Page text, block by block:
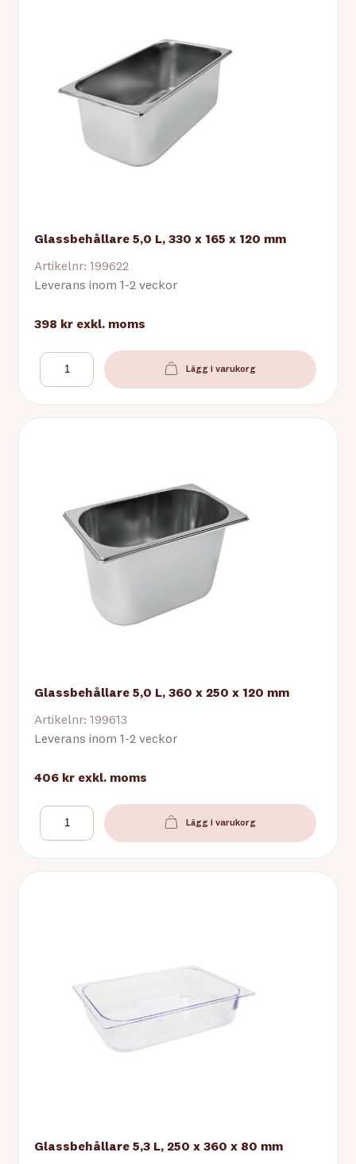
Glassbehållare 5,0 L, 330 x 165 x 120 mm
Artikelnr: 199622
Leverans inom 1-2 veckor
398 kr exkl. moms
Lägg i varukorg
Glassbehållare 5,0 L, 360 x 250 x 120 mm
Artikelnr: 199613
Leverans inom 1-2 veckor
406 kr exkl. moms
Lägg i varukorg
Glassbehållare 5,3 L, 250 x 360 x 80 mm